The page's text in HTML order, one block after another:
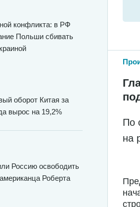
конфликта: в РФ
Польши сбивать
оборот Китая за
вырос на 19,2%
Россию освободить
Роберта
По
на